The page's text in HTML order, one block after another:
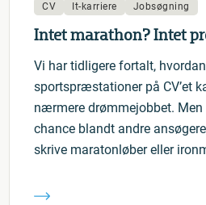
CV It-karriere Jobsøgning
Intet marathon? Intet
Vi har tidligere fortalt, hvordan
sportspræstationer på CV’et
nærmere drømmejobbet. Men
chance blandt andre
skrive maratonløber eller